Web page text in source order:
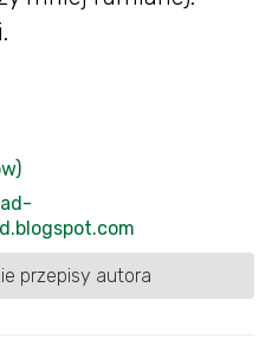
przepisy autora